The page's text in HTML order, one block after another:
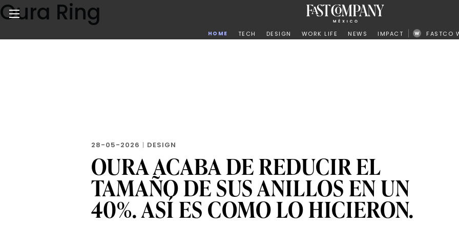
Skip
to
content
Noticias de negocios, innovación, tecnología y diseño
HOME TECH DESIGN WORK LIFE NEWS IMPACT FASTCO
Oura Ring
28-05-2026 | DESIGN
OURA ACABA DE REDUCIR EL
TAMAÑO DE SUS ANILLOS EN UN
40%. ASÍ ES COMO LO HICIERON.